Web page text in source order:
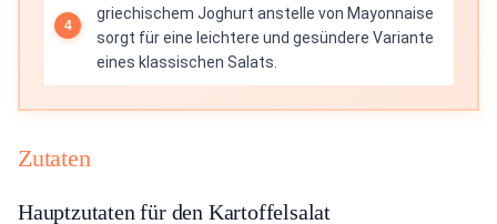
griechischem Joghurt anstelle von Mayonnaise
sorgt für eine leichtere und gesündere Variante
eines klassischen Salats.
Zutaten
Hauptzutaten für den Kartoffelsalat